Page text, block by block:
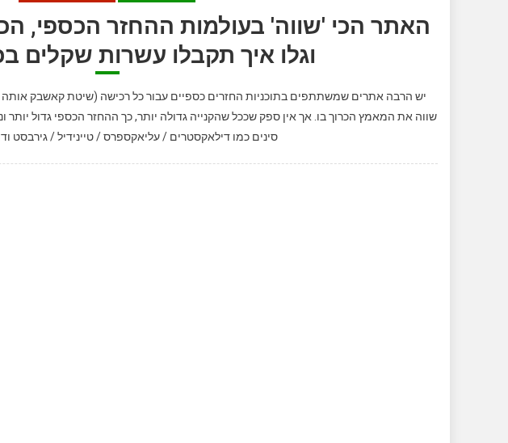
האתר הכי 'שווה' בעולמות ההחזר הכספי,
וגלו איך תקבלו עשרות שקלים
יש הרבה אתרים שמשתתפים בתוכניות החזרים כספיים עבור כל רכישה (שיטת קאשבק אותה
שווה את המאמץ הכרוך בו. אך אין ספק שככל שהקנייה גדולה יותר, כך ההחזר הכספי גדול
סינים כמו דילאקסטרים / עליאקספרס / טיינידיל / גירבסט